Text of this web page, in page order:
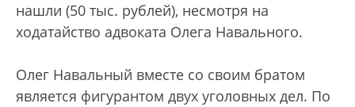
нашли (50 тыс. рублей), несмотря на
ходатайство адвоката Олега Навального.
Олег Навальный вместе со своим братом
является фигурантом двух уголовных дел. По